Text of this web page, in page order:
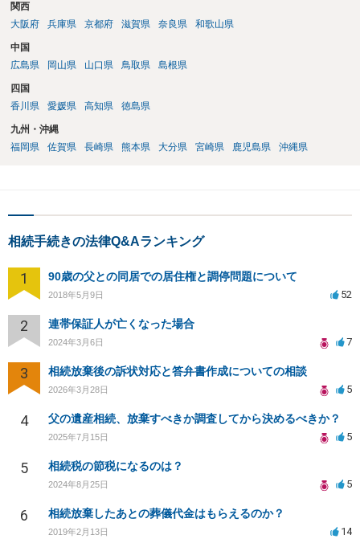
関西
大阪府
兵庫県 京都府 滋賀県 奈良県 和歌山県
中国
広島県
岡山県 山口県 鳥取県 島根県
四国
香川県
愛媛県 高知県 徳島県
九州・沖縄
福岡県
佐賀県 長崎県 熊本県 大分県 宮崎県 鹿児島県 沖縄県
相続手続きの法律Q&Aランキング
1 90歳の父との同居での居住権と調停問題について
2018年5月9日 52
2 連帯保証人が亡くなった場合
2024年3月6日 7
3 相続放棄後の訴状対応と答弁書作成についての相談
2026年3月28日 5
4 父の遺産相続、放棄すべきか調査してから決めるべきか？
2025年7月15日 5
5 相続税の節税になるのは？
2024年8月25日 5
6 相続放棄したあとの葬儀代金はもらえるのか？
2019年2月13日 14